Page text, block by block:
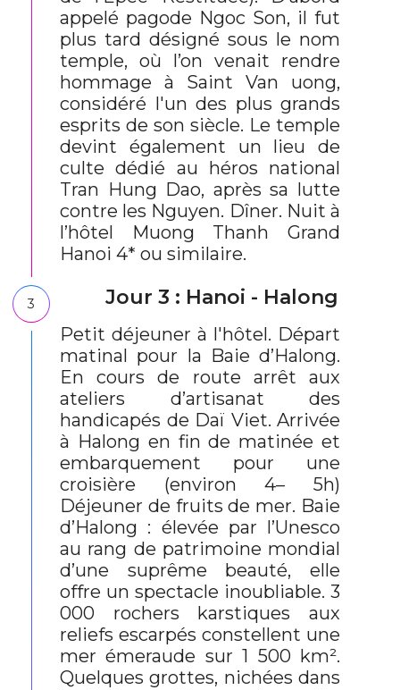
appelé pagode Ngoc Son, il fut
plus tard désigné sous le nom
temple, où l’on venait rendre
hommage à Saint Van uong,
considéré l'un des plus grands
esprits de son siècle. Le temple
devint également un lieu de
culte dédié au héros national
Tran Hung Dao, après sa lutte
contre les Nguyen. Dîner. Nuit à
l’hôtel Muong Thanh Grand
Hanoi 4* ou similaire.
3 Jour 3 : Hanoi - Halong
Petit déjeuner à l'hôtel. Départ
matinal pour la Baie d’Halong.
En cours de route arrêt aux
ateliers d’artisanat des
handicapés de Daï Viet. Arrivée
à Halong en fin de matinée et
embarquement pour une
croisière (environ 4– 5h)
Déjeuner de fruits de mer. Baie
d’Halong : élevée par l’Unesco
au rang de patrimoine mondial
d’une suprême beauté, elle
offre un spectacle inoubliable. 3
000 rochers karstiques aux
reliefs escarpés constellent une
mer émeraude sur 1 500 km².
Quelques grottes, nichées dans